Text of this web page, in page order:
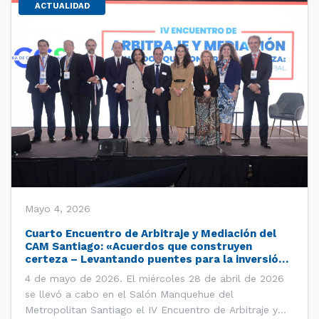
ACTUALIDAD
Mayo 4, 2026
Cuarto Encuentro de Arbitraje y Mediación del
CAM Santiago: «Acuerdos que construyen
certeza – Levantando puentes para la inversión
4 de mayo de 2026. El miércoles 28 de abril de 2026
se llevó a cabo en el Salón Manquehue del
Metropolitan Santiago el IV Encuentro de Arbitraje y